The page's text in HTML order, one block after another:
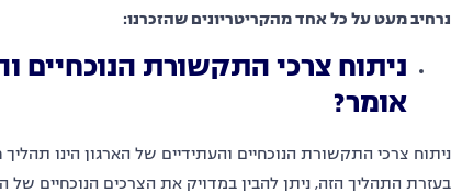
נרחיב מעט על כל אחד מהקריטריונים שהזכרנו:
ניתוח צרכי התקשורת הנוכחיים
אומר?
ניתוח צרכי התקשורת הנוכחיים והעתידיים של הארגון הינו
בעזרת התהליך הזה, ניתן להבין במדויק את הצרכים הנוכחיים